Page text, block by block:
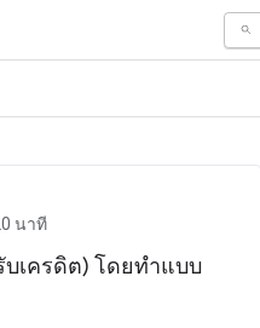
นาที
เครดิต) โดยทำแบบ